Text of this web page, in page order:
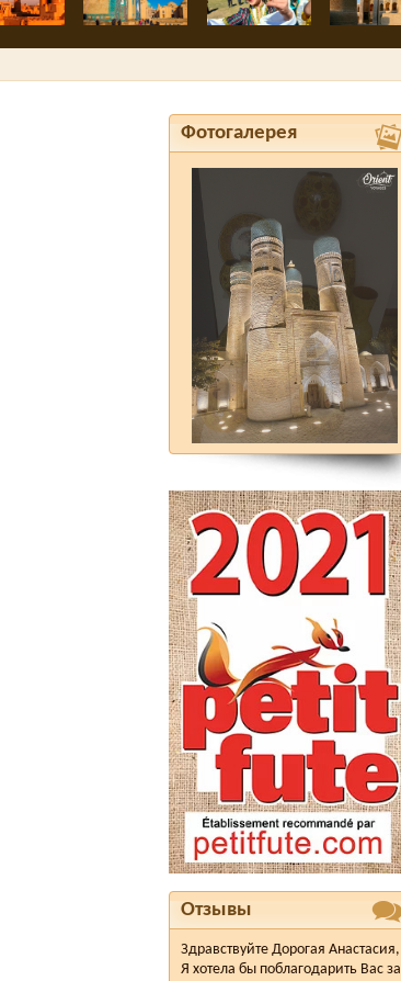
Фотогалерея
Отзывы
Здравствуйте Дорогая Анастасия,
Я хотела бы поблагодарить Вас за